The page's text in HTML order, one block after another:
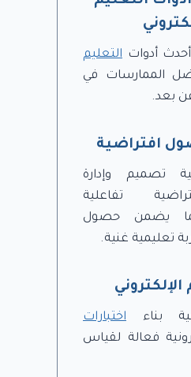
أدوات التعليم
الممارسات في
بعد.
افتراضية
تصميم وإدارة
تفاعلية
يضمن حصول
تعليمية غنية.
الإلكتروني
بناء اختبارات
فعالة لقياس